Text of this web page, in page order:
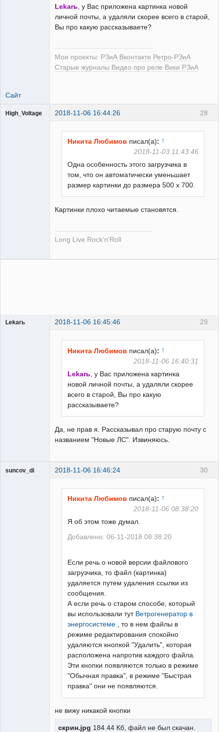
Lekarь , у Вас приложена картинка новой
личной почты, а удаляли скорее всего в старой,
Вы про какую рассказываете?
Мои проекты: РЗиА Вконтакте Ретро-РЗиА
Старые журналы Видео про реле Вики РЗиА
Сайт
28
High_Voltage 2018-11-06 16:44:26
Никита Любимов писал(а): ↑
2018-11-03 11:43:46
Одна особенность этого загрузчика в
том, что он автоматически уменьшает
размер картинки до размера 500 х 700.
Картинки плохо читаемые становятся.
Long Live Rock'n'Roll
29
Lekarь 2018-11-06 16:45:46
Никита Любимов писал(а): ↑
2018-11-06 16:40:31
Lekarь , у Вас приложена картинка
новой личной почты, а удаляли скорее
всего в старой, Вы про какую
рассказываете?
Да, не прав я. Рассказывал про старую почту с
названием "Новые ЛС". Извиняюсь.
30
suncov_di 2018-11-06 16:46:24
Никита Любимов писал(а): ↑
2018-11-06 08:38:20
Я об этом тоже думал.
Добавлено: 06-11-2018 08:38:20
Если речь о новой версии файлового
загрузчика, то файл (картинка)
удаляется путем удаления ссылки из
сообщения.
А если речь о старом способе, который
вы использовали тут Ветрогенератор в
энергосистеме , то в нем файлы в
режиме редактирования спокойно
удаляются кнопкой "Удалить", которая
расположена напротив каждого файла.
Эти кнопки появляются только в режиме
"Обычная правка", в режиме "Быстрая
правка" они не появляются.
не вижу никакой кнопки
скрин.jpg 184.44 Кб, файл не был скачан.